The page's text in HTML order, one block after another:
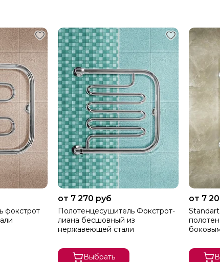
фокстрот
от 7 270 руб
Полотенцесушитель Фокстрот-
лиана бесшовный из
нержавеющей стали
Выбрать
от 7
Standart -